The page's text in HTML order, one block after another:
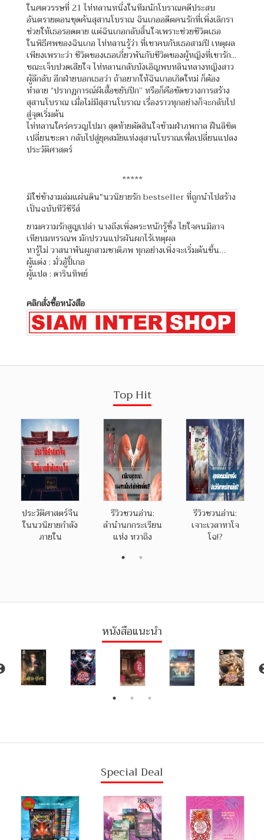
ในศตวรรษที่ 21 ไห่หลานหนึ่งในทีมนักโบราณคดีประสบ
อันตรายตอนขุดค้นสุสานโบราณ ฉินเกออดีตคนรักที่เพิ่งเลิกรา
ช่วยให้เธอรอดตาย แต่ฉินเกอกลับสิ้นใจเพราะช่วยชีวิตเธอ
ในพิธีศพของฉินเกอ ไห่หลานรู้ว่า ที่เขาคบกับเธอสามปี เหตุผล
เพียงเพราะว่า ชีวิตของเธอเกี่ยวพันกับชีวิตของผู้หญิงที่เขารัก...
ขณะเจ็บปวดเสียใจ ไห่หลานกลับบังเอิญพบหลินหลางหญิงสาว
ผู้ลึกลับ อีกฝ่ายบอกเธอว่า ถ้าอยากให้ฉินเกอเกิดใหม่ ก็ต้อง
ทำลาย “ปรากฏการณ์ผีเสื้อขยับปีก” หรือก็คือขัดขวางการสร้าง
สุสานโบราณ เมื่อไม่มีสุสานโบราณ เรื่องราวทุกอย่างก็จะกลับไป
สู่จุดเริ่มต้น
ไห่หลานใคร่ครวญไปมา สุดท้ายตัดสินใจข้ามฝ่าภพกาล ฝืนลิขิต
เปลี่ยนชะตา กลับไปสู่ยุคสมัยแห่งสุสานโบราณเพื่อเปลี่ยนแปลง
ประวัติศาสตร์
*****
มิใช่ข้างามล่มแผ่นดิน"นวนิยายรัก bestseller ที่ถูกนำไปสร้าง
เป็นฉบับทีวีซีรีส์
ยามความรักสูญเปล่า นางถึงเพิ่งตระหนักรู้ซึ้ง ไยใจคนมิอาจ
เทียบมหรรณพ มักปรวนแปรผันผกไร้เหตุผล
หารู้ไม่ วาสนาพันผูกสามชาติภพ ทุกอย่างเพิ่งจะเริ่มต้นขึ้น…
ผู้แต่ง : มั่วอู้ปี้เกอ
ผู้แปล : ดารินทิพย์
คลิกสั่งซื้อหนังสือ
Top Hit
ประวัติศาสตร์จีน
ในนวนิยายกำลัง
ภายใน
รีวิวชวนอ่าน:
ลำนำนกกระเรียน
แห่ง หวาถิง
รีวิวชวนอ่าน:
เจาะเวลาหาโจ
โฉ!?
หนังสือแนะนำ
Special Deal